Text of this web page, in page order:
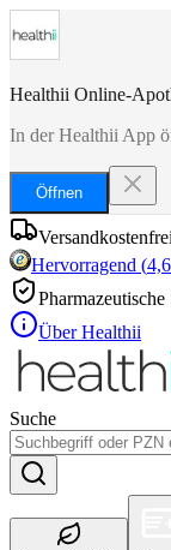
Healthii Online-
In der Healthii App
Öffnen
Hervorragend (
Über Healthii
Suche